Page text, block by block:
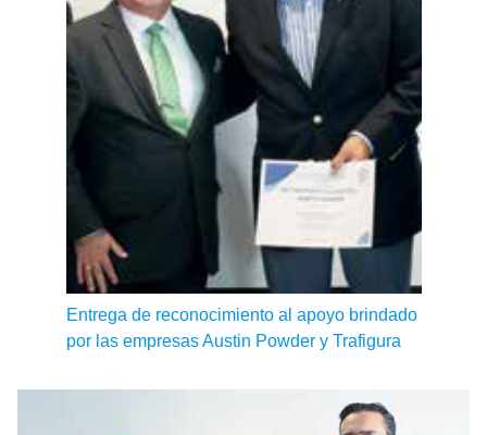
Entrega de reconocimiento al apoyo brindado
por las empresas Austin Powder y Trafigura